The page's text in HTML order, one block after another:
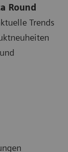
Round
Trends